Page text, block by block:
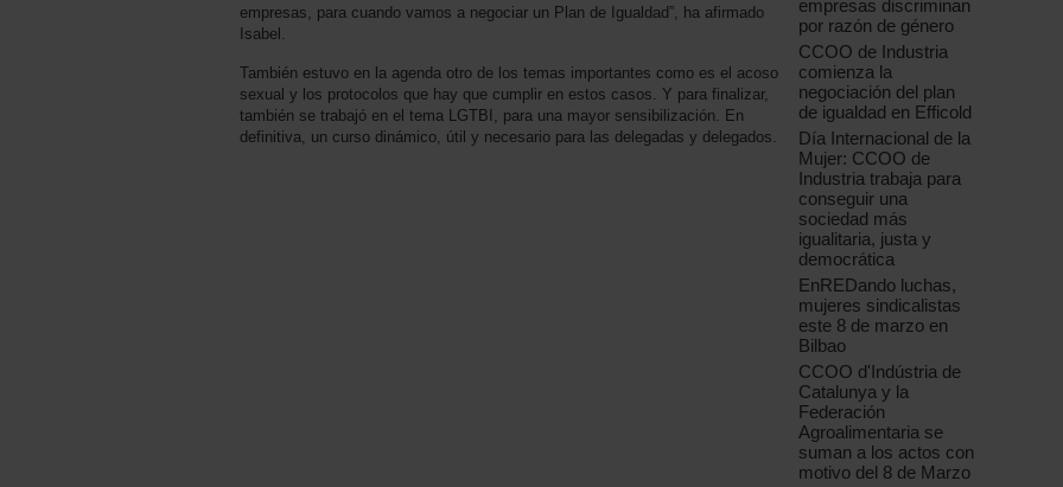
empresas, para cuando vamos a negociar un Plan de Igualdad”, ha afirmado
Isabel.
También estuvo en la agenda otro de los temas importantes como es el acoso
sexual y los protocolos que hay que cumplir en estos casos. Y para finalizar,
también se trabajó en el tema LGTBI, para una mayor sensibilización. En
definitiva, un curso dinámico, útil y necesario para las delegadas y delegados.
empresas discriminan
por razón de género
CCOO de Industria
comienza la
negociación del plan
de igualdad en Efficold
Día Internacional de la
Mujer: CCOO de
Industria trabaja para
conseguir una
sociedad más
igualitaria, justa y
democrática
EnREDando luchas,
mujeres sindicalistas
este 8 de marzo en
Bilbao
CCOO d'Indústria de
Catalunya y la
Federación
Agroalimentaria se
suman a los actos con
motivo del 8 de Marzo